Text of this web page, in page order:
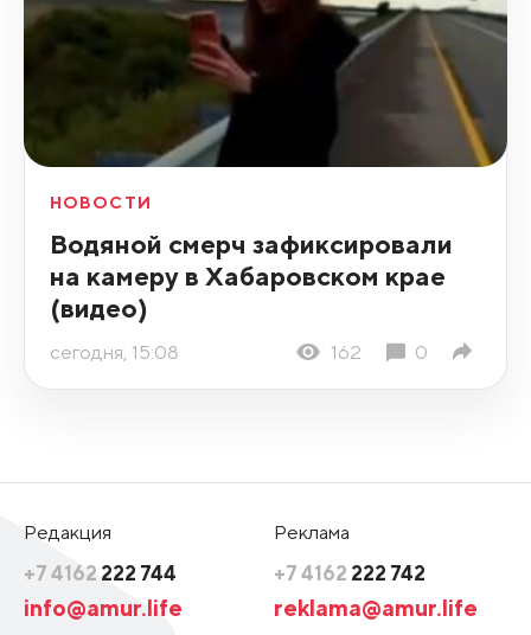
НОВОСТИ
Водяной смерч зафиксировали
на камеру в Хабаровском крае
(видео)
сегодня, 15:08 162 0
Редакция
+7 4162 222 744
info@amur.life
Реклама
+7 4162 222 742
reklama@amur.life